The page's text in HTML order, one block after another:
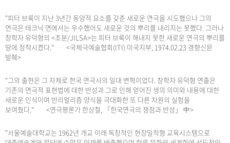
"피터 브룩이 지난 3년간 동양적 요소를 갖춘 새로운 연극을 시도했으나 그의
연극은 테크닉 면에서는 우수했어도 새로운 것의 뿌리를 내리지는 못했다. 그러나
창학자 유덕형의 <초분/JILSA>는 피터 브룩이 해내지 못한 새로운 연극의 뿌리를
땅에 정착시켰다." <국제극예술협회(ITI) 미국지부, 1974.02.23 경향신문
발췌>
"그의 출현은 그 자체로 한국 연극사의 일대 변혁이었다. 창학자 유덕형 연출은
기존의 연극적 표현법에 대한 반성과 그로 인해 얻어진 생의 의미와 내용에 대한
새로운 인식이며 반리얼리즘 양식을 극대화한 또 다른 차원의 실험을
보여줬다." <연극평론가 한상철, 「한국연극의 쟁점과 반성」 中>
"서울예술대학교는 1962년 개교 이래 독창적인 현장밀착형 교육시스템으로